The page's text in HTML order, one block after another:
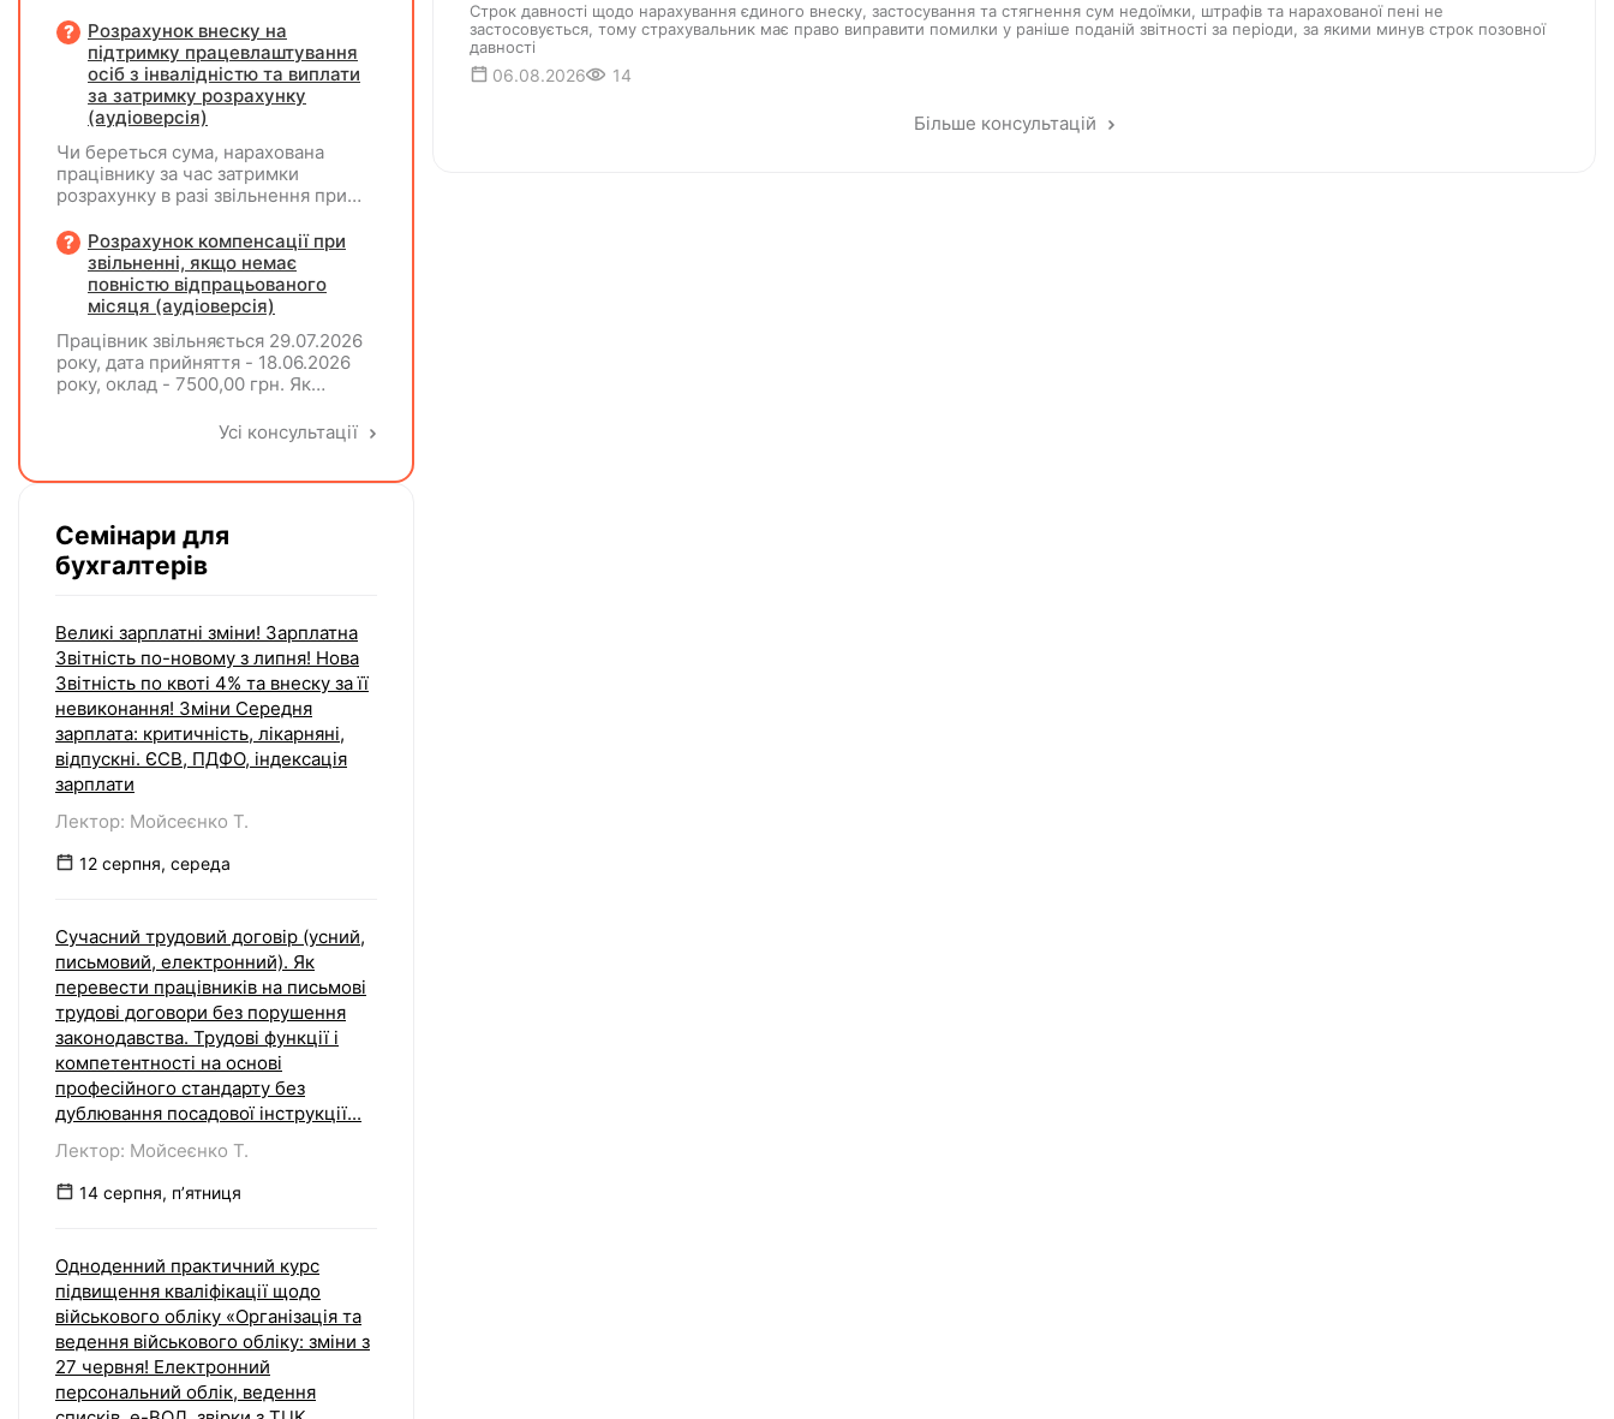
Строк давності щодо нарахування єдиного внеску, застосування та стягнення сум недоїмки, штрафів та нарахованої пені не
застосовується, тому страхувальник має право виправити помилки у раніше поданій звітності за періоди, за якими минув строк позовної
давності
06.08.2026 14
Більше консультацій
основним місцем роботи та за
сумісництвом, чи рахується це як
два роботодавці?
Розрахунок внеску на
підтримку працевлаштування
осіб з інвалідністю та виплати
за затримку розрахунку
(аудіоверсія)
Чи береться сума, нарахована
працівнику за час затримки
розрахунку в разі звільнення при
заробітної плати (винагороди), для
розрахунку внеску на підтримку
працевлаштування осіб з
інвалідністю?
Розрахунок компенсації при
звільненні, якщо немає
повністю відпрацьованого
місяця (аудіоверсія)
Працівник звільняється 29.07.2026
року, дата прийняття - 18.06.2026
року, оклад - 7500,00 грн. Як
невикористаних днів відпустки при
Усі консультації
Семінари для
бухгалтерів
Великі зарплатні зміни! Зарплатна
Звітність по-новому з липня! Нова
Звітність по квоті 4% та внеску за її
невиконання! Зміни Середня
зарплата: критичність, лікарняні,
відпускні. ЄСВ, ПДФО, індексація
зарплати
Лектор: Мойсеєнко Т.
12 серпня, середа
Сучасний трудовий договір (усний,
письмовий, електронний). Як
перевести працівників на письмові
трудові договори без порушення
законодавства. Трудові функції і
компетентності на основі
професійного стандарту без
дублювання посадової інструкції...
Лектор: Мойсеєнко Т.
14 серпня, пʼятниця
Одноденний практичний курс
підвищення кваліфікації щодо
військового обліку «Організація та
ведення військового обліку: зміни з
27 червня! Електронний
персональний облік, ведення